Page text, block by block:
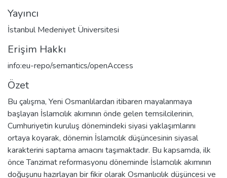
Yayıncı
İstanbul Medeniyet Üniversitesi
Erişim Hakkı
info:eu-repo/semantics/openAccess
Özet
Bu çalışma, Yeni Osmanlılardan itibaren mayalanmaya
başlayan İslamcılık akımının önde gelen temsilcilerinin,
Cumhuriyetin kuruluş dönemindeki siyasi yaklaşımlarını
ortaya koyarak, dönemin İslamcılık düşüncesinin siyasal
karakterini saptama amacını taşımaktadır. Bu kapsamda, ilk
önce Tanzimat reformasyonu döneminde İslamcılık akımının
doğuşunu hazırlayan bir fikir olarak Osmanlıcılık düşüncesi ve